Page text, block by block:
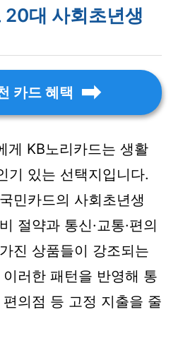
20대 사회초년생
카드 혜택
게 KB노리카드는 생활
기 있는 선택지입니다.
민카드의 사회초년생
절약과 통신·교통·편의
진 상품들이 강조되는
러한 패턴을 반영해 통
의점 등 고정 지출을 줄